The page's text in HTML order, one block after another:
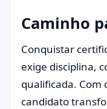
Caminho
Conquistar
exige disciplina,
qualificada. Com
candidato